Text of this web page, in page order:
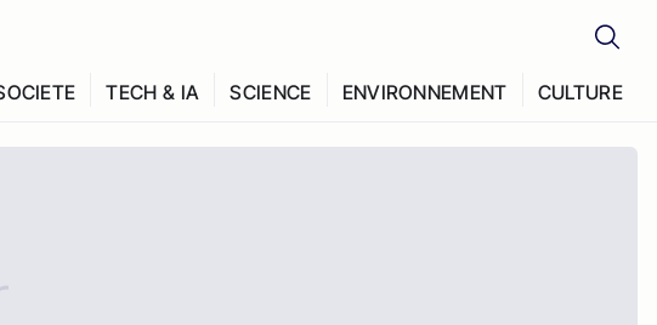
TECH & IA SCIENCE ENVIRONNEMENT CULTURE